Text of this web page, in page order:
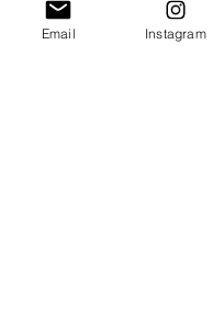
través del formulario de
Grado de dificultad
Email Instagram